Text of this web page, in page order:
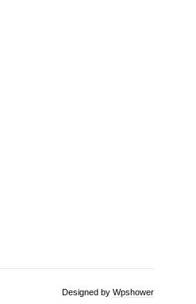
Designed by Wpshower